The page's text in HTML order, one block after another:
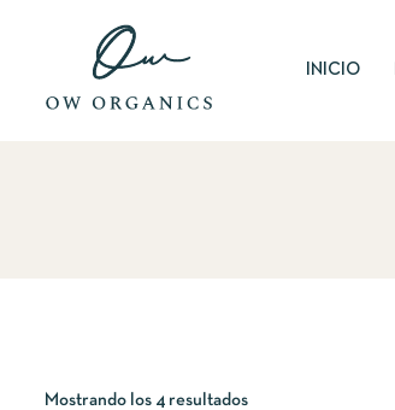
INICIO
Mostrando los 4 resultados